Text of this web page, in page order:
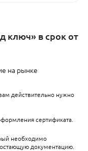
ключ» в срок от
на рынке
действительно нужно
сертификата.
необходимо
документацию.